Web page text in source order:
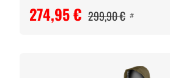
274,95 € 299,90 € #